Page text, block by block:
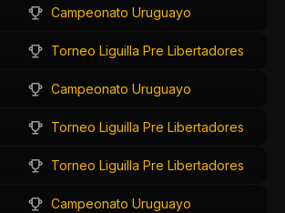
Campeonato Uruguayo
Torneo Liguilla Pre Libertadores
Campeonato Uruguayo
Torneo Liguilla Pre Libertadores
Torneo Liguilla Pre Libertadores
Campeonato Uruguayo